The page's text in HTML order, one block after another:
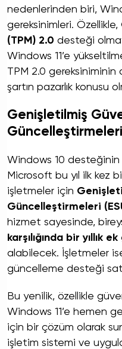
nedenlerinden biri,
gereksinimleri. Özellikle,
(TPM) 2.0 desteği
Windows 11’e
TPM 2.0
şartın pazarlık konusu
Genişletilmiş
Windows 10
Microsoft bu yıl ilk kez
işletmeler için
Güncelleştirmeleri
hizmet sayesinde,
karşılığında bir yıllık
alabilecek. İşletmeler
güncelleme desteği
Bu yenilik, özellikle
Windows 11’e hemen
için bir çözüm olarak
işletim sistemi ve